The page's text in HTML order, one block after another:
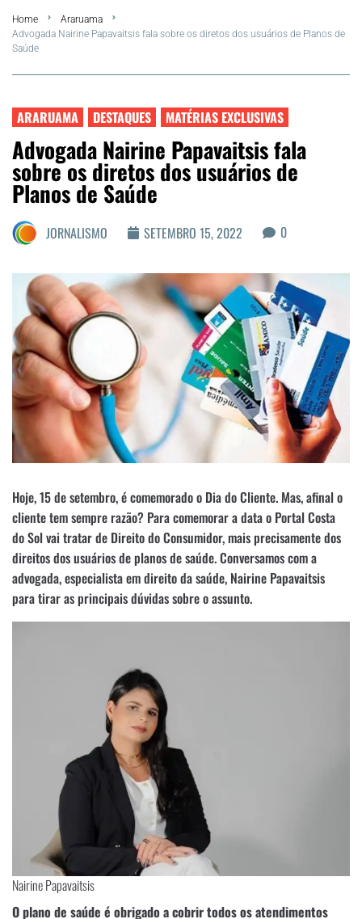
FLA Araru 2026
Araruama
Região dos Lagos
Agenda Cultural
Colunistas
Matérias Exclusivas
Home
Araruama
Advogada Nairine Papavaitsis fala sobre os diretos dos usuários de Planos de
Saúde
ARARUAMA DESTAQUES MATÉRIAS EXCLUSIVAS
Advogada Nairine Papavaitsis fala
sobre os diretos dos usuários de
Planos de Saúde
JORNALISMO SETEMBRO 15, 2022 0
Hoje, 15 de setembro, é comemorado o Dia do Cliente. Mas, afinal o
cliente tem sempre razão? Para comemorar a data o Portal Costa
do Sol vai tratar de Direito do Consumidor, mais precisamente dos
direitos dos usuários de planos de saúde. Conversamos com a
advogada, especialista em direito da saúde, Nairine Papavaitsis
para tirar as principais dúvidas sobre o assunto.
Nairine Papavaitsis
O plano de saúde é obrigado a cobrir todos os atendimentos